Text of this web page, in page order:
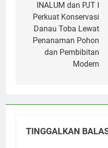
posINALUM dan PJT I
Perkuat Konservasi
Danau Toba Lewat
Penanaman Pohon
dan Pembibitan
Modern
TINGGALKAN